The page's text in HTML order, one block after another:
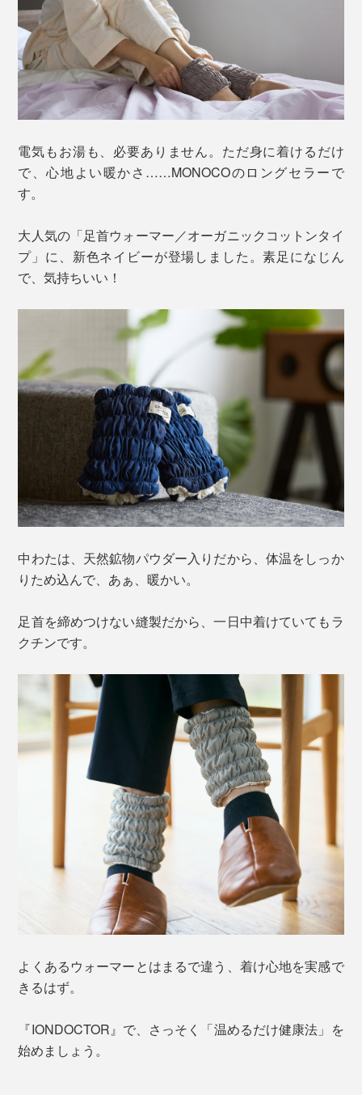
電気もお湯も、必要ありません。ただ身に着けるだけ
で、心地よい暖かさ……MONOCOのロングセラーで
す。
大人気の「足首ウォーマー／オーガニックコットンタイ
プ」に、新色ネイビーが登場しました。素足になじん
で、気持ちいい！
中わたは、天然鉱物パウダー入りだから、体温をしっか
りため込んで、あぁ、暖かい。
足首を締めつけない縫製だから、一日中着けていてもラ
クチンです。
よくあるウォーマーとはまるで違う、着け心地を実感で
きるはず。
『IONDOCTOR』で、さっそく「温めるだけ健康法」を
始めましょう。